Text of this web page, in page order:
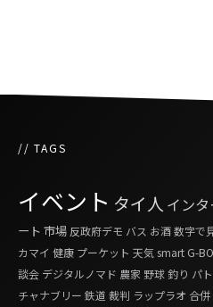
// TAGS
イベント タイ人 イン
ート 市場 反政府デモ バス お酒数字で
カマイ 健康 プーケット 天気 smart G-
談会 デジタルノマド 農家 野球釣り パ
チャナブリー 鉄道 裁判 ラップラオ 合併